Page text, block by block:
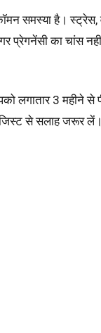
समस्या है। स्ट्रेस,
का चांस नहीं
3 महीने से
से सलाह जरूर लें।